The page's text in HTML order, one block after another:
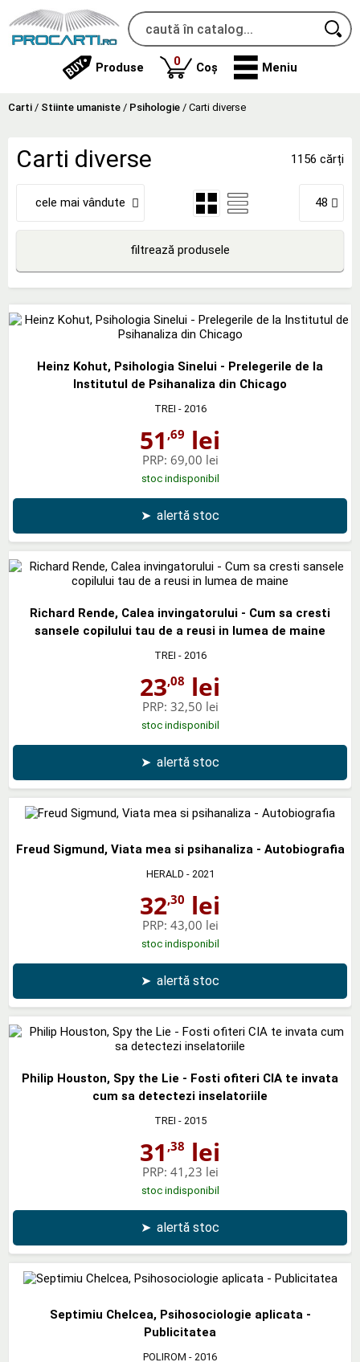
Produse 0produse
Coș Meniu
Carti / Stiinte umaniste / Psihologie / Carti diverse
Carti diverse 1156 cărți
cele mai vândute 48
filtrează produsele
Heinz Kohut, Psihologia Sinelui - Prelegerile de la
Institutul de Psihanaliza din Chicago
TREI - 2016
51 ,69 lei
PRP: 69,00 lei
stoc indisponibil
➤ alertă stoc
Richard Rende, Calea invingatorului - Cum sa cresti
sansele copilului tau de a reusi in lumea de maine
TREI - 2016
23,08 lei
PRP: 32,50 lei
stoc indisponibil
➤ alertă stoc
Freud Sigmund, Viata mea si psihanaliza - Autobiografia
HERALD - 2021
32,30 lei
PRP: 43,00 lei
stoc indisponibil
➤ alertă stoc
Philip Houston, Spy the Lie - Fosti ofiteri CIA te invata
cum sa detectezi inselatoriile
TREI - 2015
31 ,38 lei
PRP: 41,23 lei
stoc indisponibil
➤ alertă stoc
Septimiu Chelcea, Psihosociologie aplicata -
Publicitatea
POLIROM - 2016